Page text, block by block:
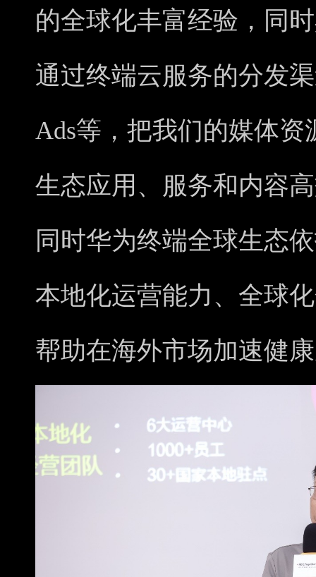
的全球化丰富经验，同
通过终端云服务的分发
Ads等，把我们的媒体
生态应用、服务和内容
同时华为终端全球生态
本地化运营能力、全球
帮助在海外市场加速健